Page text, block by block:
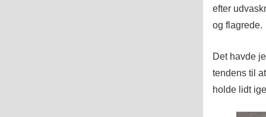
efter
og flagrede.
Det havde
tendens til
holde lidt